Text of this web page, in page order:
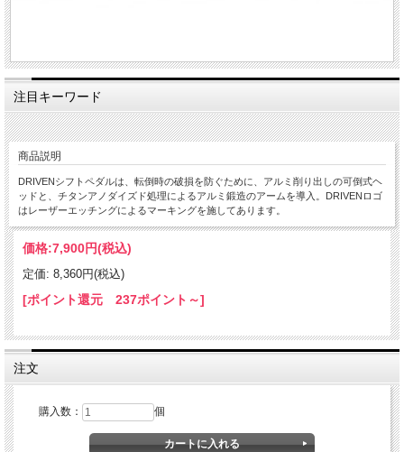
注目キーワード
商品説明
DRIVENシフトペダルは、転倒時の破損を防ぐために、アルミ削り出しの可倒式ヘ
ッドと、チタンアノダイズド処理によるアルミ鍛造のアームを導入。DRIVENロゴ
はレーザーエッチングによるマーキングを施してあります。
価格:7,900円(税込)
定価: 8,360円(税込)
[ポイント還元 237ポイント～]
注文
購入数： 個